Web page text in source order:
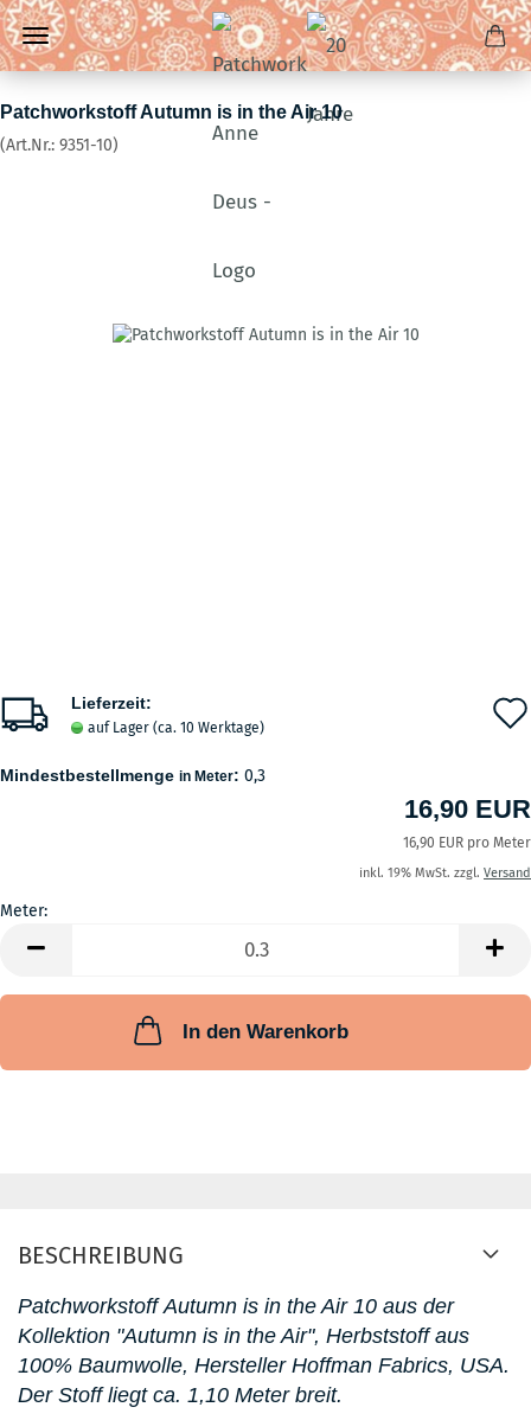
Patchworkstoff Autumn is in the Air 10
(Art.Nr.: 9351-10)
Lieferzeit:
auf Lager (ca. 10 Werktage)
Mindestbestellmenge in Meter: 0,3
16,90 EUR
16,90 EUR pro Meter
inkl. 19% MwSt. zzgl. Versand
Meter:
In den Warenkorb
BESCHREIBUNG
PatchworkstoffAutumn is in the Air 10 aus der
Kollektion "Autumn is in the Air", Herbststoff aus
100% Baumwolle, Hersteller Hoffman Fabrics, USA.
Der Stoff liegt ca. 1,10 Meter breit.